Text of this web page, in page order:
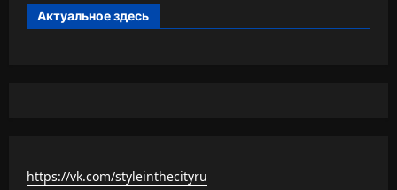
Актуальное здесь
https://vk.com/styleinthecityru